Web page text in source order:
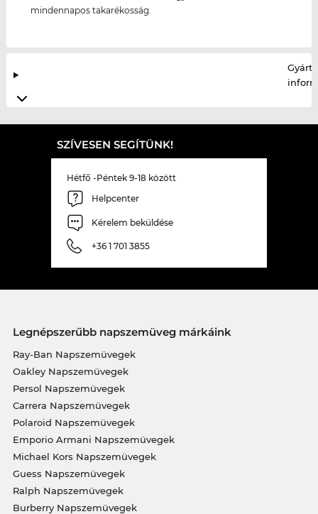
mindennapos takarékosság.
SZÍVESEN SEGÍTÜNK!
Hétfő -Péntek 9-18 között
Helpcenter
Kérelem beküldése
+36 1 701 3855
Legnépszerűbb napszemüveg márkáink
Ray-Ban Napszemüvegek
Oakley Napszemüvegek
Persol Napszemüvegek
Carrera Napszemüvegek
Polaroid Napszemüvegek
Emporio Armani Napszemüvegek
Michael Kors Napszemüvegek
Guess Napszemüvegek
Ralph Napszemüvegek
Burberry Napszemüvegek